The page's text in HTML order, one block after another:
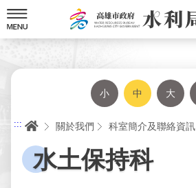
到
主
要
小 中 大
::: 首頁關於我們 科室簡介及聯絡資訊
水土保持科